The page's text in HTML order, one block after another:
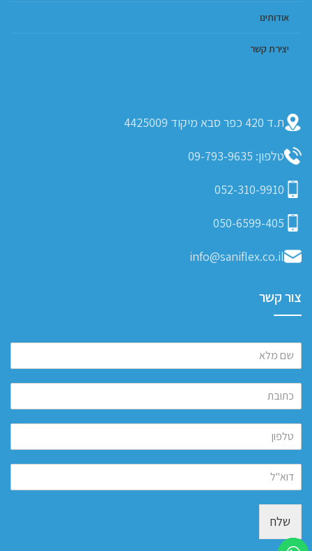
אודותינו
יצירת קשר
ת.ד 420 כפר סבא מיקוד 4425009
טלפון: 09-793-9635
052-310-9910
050-6599-405
info@saniflex.co.il
צור קשר
שלח